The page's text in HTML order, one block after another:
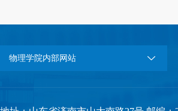
物理学院内部网站